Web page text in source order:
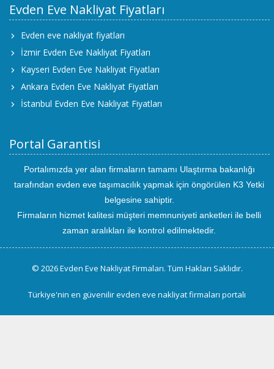
Evden Eve Nakliyat Fiyatları
Evden eve nakliyat fiyatları
İzmir Evden Eve Nakliyat Fiyatları
Kayseri Evden Eve Nakliyat Fiyatları
Ankara Evden Eve Nakliyat Fiyatları
İstanbul Evden Eve Nakliyat Fiyatları
Portal Garantisi
Portalımızda yer alan firmaların tamamı Ulaştırma bakanlığı
tarafından evden eve taşımacılık yapmak için öngörülen K3 Yetki
belgesine sahiptir.
Firmaların hizmet kalitesi müşteri memnuniyeti anketleri ile belli
zaman aralıkları ile kontrol edilmektedir.
© 2026 Evden Eve Nakliyat Firmaları. Tüm Hakları Saklıdır.
Türkiye'nin en güvenilir evden eve nakliyat firmaları portalı